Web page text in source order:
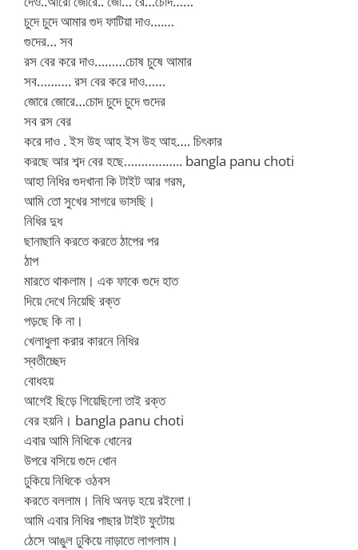
চুদে চুদে আমার গুদ ফাটিয়া দাও….…
গুদের… সব
রস বের করে দাও………চোষ চুষে আমার
সব………. রস বের করে দাও……
জোরে জোরে…চোদ চুদে চুদে গুদের
সব রস বের
করে দাও . ইস উহ আহ ইস উহ আহ…. চিৎকার
করছে আর শব্দ বের হছে…………….. bangla panu choti
আহা নিধির গুদখানা কি টাইট আর গরম,
আমি তো সুখের সাগরে ভাসছি।
নিধির দুধ
ছানাছানি করতে করতে ঠাপের পর
ঠাপ
মারতে থাকলাম। এক ফাকে গুদে হাত
দিয়ে দেখে নিয়েছি রক্ত
পড়ছে কি না।
খেলাধুলা করার কারনে নিধির
স্বতীচ্ছেদ
বোধহয়
আগেই ছিড়ে গিয়েছিলো তাই রক্ত
বের হয়নি। bangla panu choti
এবার আমি নিধিকে ধোনের
উপরে বসিয়ে গুদে ধোন
ঢুকিয়ে নিধিকে ওঠবস
করতে বললাম। নিধি অনড় হয়ে রইলো।
আমি এবার নিধির পাছার টাইট ফুটোয়
ঠেসে আঙুল ঢুকিয়ে নাড়াতে লাগলাম।